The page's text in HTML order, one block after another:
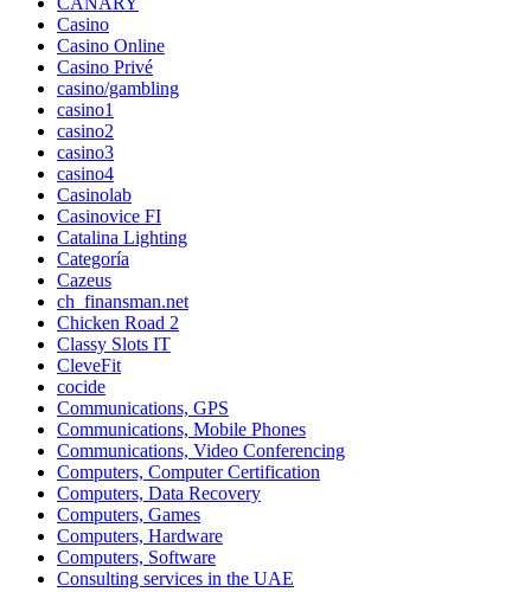
Casino
Casino Online
Casino Privé
casino/gambling
casino1
casino2
casino3
casino4
Casinolab
Casinovice FI
Catalina Lighting
Categoría
Cazeus
ch_finansman.net
Chicken Road 2
Classy Slots IT
CleveFit
cocide
Communications, GPS
Communications, Mobile Phones
Communications, Video Conferencing
Computers, Computer Certification
Computers, Data Recovery
Computers, Games
Computers, Hardware
Computers, Software
Consulting services in the UAE